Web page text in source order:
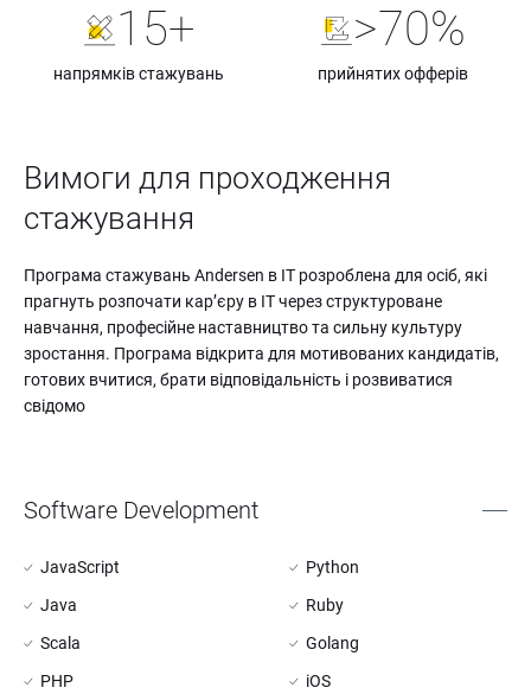
15+
напрямків стажувань
>70%
прийнятих офферів
Вимоги для проходження
стажування
Програма стажувань Andersen в IT розроблена для осіб, які
прагнуть розпочати карʼєру в IT через структуроване
навчання, професійне наставництво та сильну культуру
зростання. Програма відкрита для мотивованих кандидатів,
готових вчитися, брати відповідальність і розвиватися
свідомо
Software Development
JavaScript
Java
Scala
PHP
Python
Ruby
Golang
iOS